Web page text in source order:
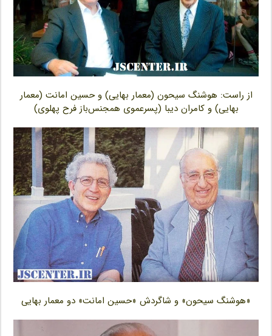
از راست: هوشنگ سیحون (معمار بهایی) و حسین امانت (معمار
بهایی) و کامران دیبا (پسرعموی همجنس‌باز فرح پهلوی)
«هوشنگ سیحون» و شاگردش «حسین امانت» دو معمار بهایی